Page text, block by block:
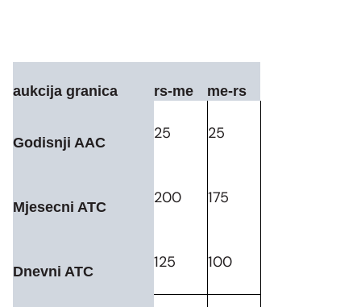
Razvoj sistema
aukcija granica rs-me me-rs
Godisnji AAC 25 25
Mjesecni ATC 200 175
Dnevni ATC 125 100